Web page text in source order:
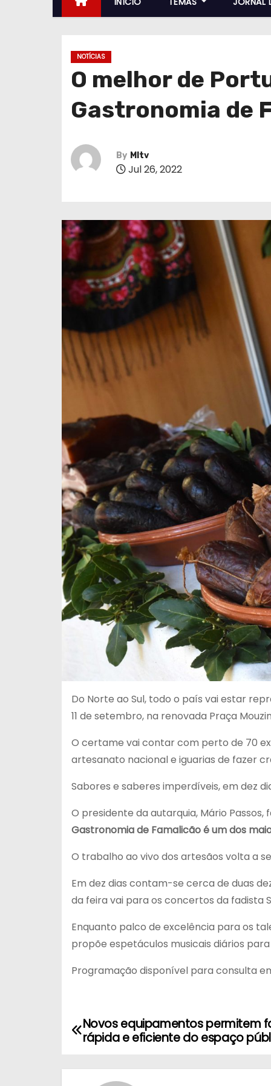
NOTÍCIAS
O melhor de
Gastronomia de
By MItv
Jul 26, 2022
Do Norte ao Sul, todo o país vai estar
11 de setembro, na renovada Praça
O certame vai contar com perto de 70
artesanato nacional e iguarias de fazer
Sabores e saberes imperdíveis, em dez
O presidente da autarquia, Mário
Gastronomia de Famalicão é um dos
O trabalho ao vivo dos artesãos volta a
Em dez dias contam-se cerca de duas
da feira vai para os concertos da fadista
Enquanto palco de excelência para os
propõe espetáculos musicais diários
Programação disponível para consulta
NNovos equipamentos permitem
rápida e eficiente do espaço